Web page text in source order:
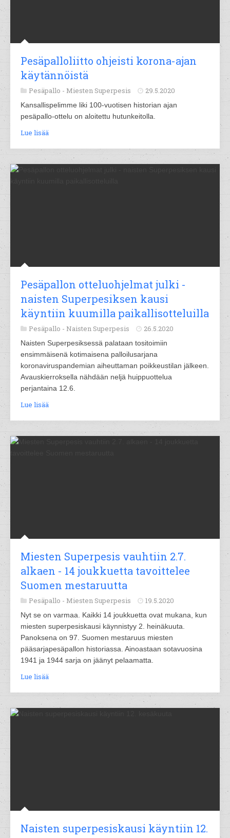
Pesäpalloliitto ohjeisti korona-ajan
käytännöistä
Pesäpallo - Miesten Superpesis 29.5.2020
Kansallispelimme liki 100-vuotisen historian ajan
pesäpallo-ottelu on aloitettu hutunkeitolla.
Lue lisää
Pesäpallon otteluohjelmat julki -
naisten Superpesiksen kausi
käyntiin kuumilla paikallisotteluilla
Pesäpallo - Naisten Superpesis 26.5.2020
Naisten Superpesiksessä palataan tositoimiin
ensimmäisenä kotimaisena palloilusarjana
koronaviruspandemian aiheuttaman poikkeustilan jälkeen.
Avauskierroksella nähdään neljä huippuottelua
perjantaina 12.6.
Lue lisää
Miesten Superpesis vauhtiin 2.7.
alkaen - 14 joukkuetta tavoittelee
Suomen mestaruutta
Pesäpallo - Miesten Superpesis 19.5.2020
Nyt se on varmaa. Kaikki 14 joukkuetta ovat mukana, kun
miesten superpesiskausi käynnistyy 2. heinäkuuta.
Panoksena on 97. Suomen mestaruus miesten
pääsarjapesäpallon historiassa. Ainoastaan sotavuosina
1941 ja 1944 sarja on jäänyt pelaamatta.
Lue lisää
Naisten superpesiskausi käyntiin 12.